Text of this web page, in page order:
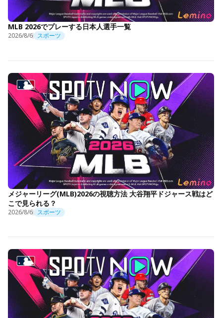
MLB 2026でプレーする日本人選手一覧
2026/8/6 スポーツ
メジャーリーグ(MLB)2026の視聴方法 大谷翔平ドジャース戦はど
こで見られる？
2026/8/6 スポーツ